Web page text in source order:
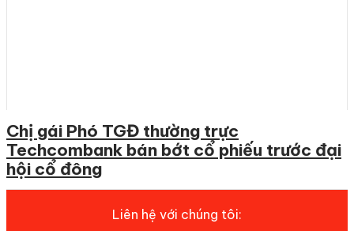
Chị gái Phó TGĐ thường trực
Techcombank bán bớt cổ phiếu trước đại
hội cổ đông
Liên hệ với chúng tôi: